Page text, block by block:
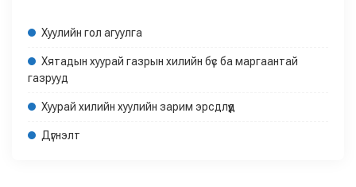
Хуулийн гол агуулга
Хятадын хуурай газрын хилийн бүс ба маргаантай
газрууд
Хуурай хилийн хуулийн зарим эрсдлүүд
Дүгнэлт